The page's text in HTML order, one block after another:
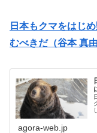
日本もクマをはじ
むべきだ（谷本 真由
agora-web.jp